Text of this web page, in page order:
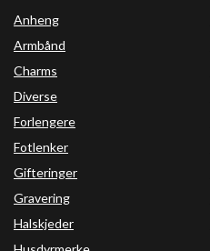
Anheng
Armbånd
Charms
Diverse
Forlengere
Fotlenker
Gifteringer
Gravering
Halskjeder